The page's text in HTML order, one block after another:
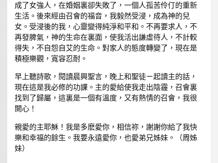
成了女強人，在婚姻裏卻失敗了，一個人孤苦伶仃的重新
生活。後來經由召會的福音，我毅然受浸，成為神的兒
女。受浸後的我，心靈變得純淨和平和。不再要求人，不
再發脾氣，神的生命在裏面，使我活出謙虛待人，不計較
得失，不自怨自艾的生命。對家人的態度轉變了，現在是
積極樂觀，寬容忍耐。
早上聽詩歌，閱讀晨興聖言，晚上和聖徒ㄧ起讀主的話，
現在這是我必修的功課。主的愛給使我走出陰霾，召會裏
找到了歸屬，這裏是一個有溫度，又有熱情的召會，我很
開心！
親愛的主耶穌！我是多麽愛你，相信祢，謝謝你給了我快
樂和幸福的餘生。我要永遠愛你，也愛弟兄姊妹。（周姊
妹）